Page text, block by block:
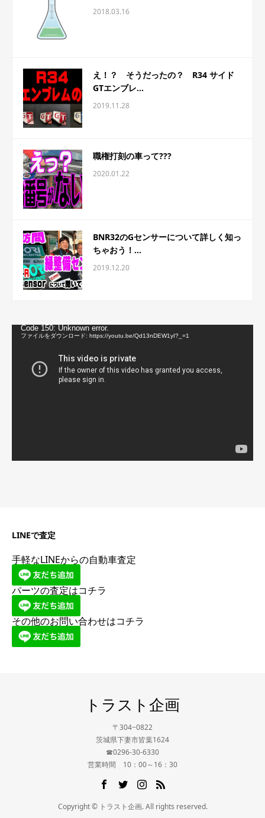
2018.03.16
え！？ そうだったの？ R34 サイド
GTエンブレ...
2019.11.28
職権打刻の車って???
2020.01.22
BNR32のGセンサーについて詳しく知っ
ちゃおう！...
2019.12.20
動Code 150: Unknown error.
ファイルをダウンロード: https://youtu.be/Qd13nDEW1yI?_=1
LINEで査定
手軽なLINEからの自動車査定
パーツの査定はコチラ
その他のお問い合わせはコチラ
トラスト企画
〒304−0822
茨城県下妻市皆葉1624
☎0296-30-6330
営業時間 10：00～16：30
Copyright © トラスト企画. All rights reserved.